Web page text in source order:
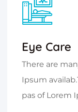
Eye Care
There are
Ipsum
pas of Lorem